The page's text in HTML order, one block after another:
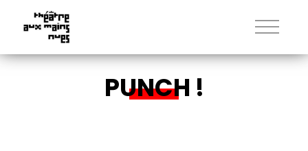
PUNCH !